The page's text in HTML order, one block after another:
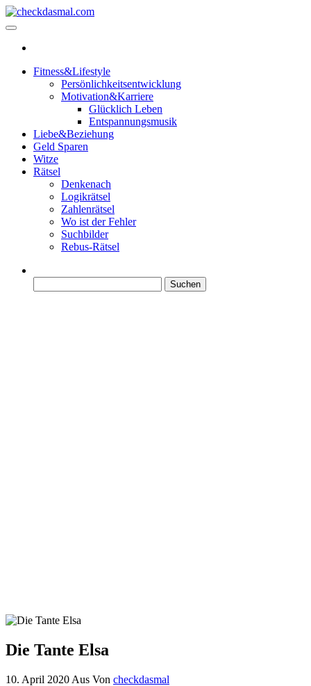
Zum
Inhalt
Fitness&Lifestyle
Persönlichkeitsentwicklung
Motivation&Karriere
Glücklich Leben
Entspannungsmusik
Liebe&Beziehung
Geld Sparen
Witze
Rätsel
Denkenach
Logikrätsel
Zahlenrätsel
Wo ist der Fehler
Suchbilder
Rebus-Rätsel
nach:
Die Tante Elsa
10. April 2020 Aus Von checkdasmal